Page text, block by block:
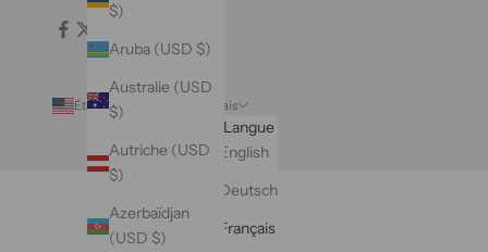
$)
Aruba (USD $)
Australie (USD
$)
Autriche (USD
$)
Azerbaïdjan
(USD $)
États-Unis (USD $)
Afghanistan
Afrique du
Sud (USD
Français
Langue
English
Deutsch
Français